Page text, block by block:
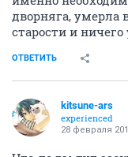
дворняга, умерла
старости и
ОТВЕТИТЬ
kitsune-ars
experienced
28 февраля